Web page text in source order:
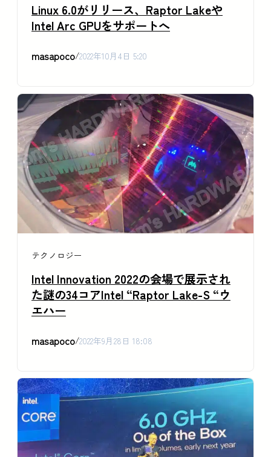
Linux 6.0がリリース、Raptor Lakeや
Intel Arc GPUをサポートへ
masapoco/2022年10月4日 5:20
テクノロジー
Intel Innovation 2022の会場で展示され
た謎の34コアIntel “Raptor Lake-S “ウ
エハー
masapoco/2022年9月28日 18:08